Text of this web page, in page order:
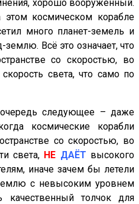
хорошо вооружённый.
этом космическом корабле
много планет-земель и
Всё это означает, что
со скоростью, во
света, что само по
следующее – даже
космические корабли
со скоростью, во
света, НЕ ДАЁТ высокого
иначе зачем бы летели
с невысоким уровнем
качественный толчок для